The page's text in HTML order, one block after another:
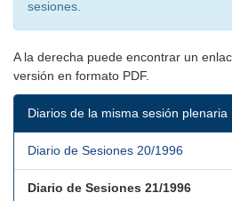
sesiones.
A la derecha puede encontrar un
versión en formato PDF.
Diarios de la misma sesión plenaria
Diario de Sesiones 20/1996
Diario de Sesiones 21/1996